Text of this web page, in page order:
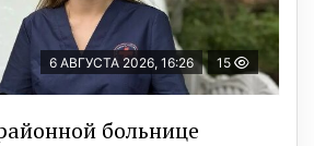
6 АВГУСТА 2026, 16:26 15
больнице